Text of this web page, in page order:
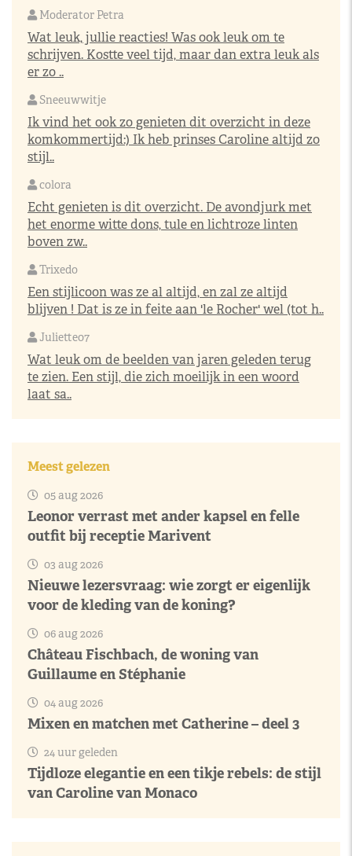
Moderator Petra
Wat leuk, jullie reacties! Was ook leuk om te
schrijven. Kostte veel tijd, maar dan extra leuk als
er zo ..
Sneeuwwitje
Ik vind het ook zo genieten dit overzicht in deze
komkommertijd:) Ik heb prinses Caroline altijd zo
stijl..
colora
Echt genieten is dit overzicht. De avondjurk met
het enorme witte dons, tule en lichtroze linten
boven zw..
Trixedo
Een stijlicoon was ze al altijd, en zal ze altijd
blijven ! Dat is ze in feite aan 'le Rocher' wel (tot h..
Juliette07
Wat leuk om de beelden van jaren geleden terug
te zien. Een stijl, die zich moeilijk in een woord
laat sa..
Meest gelezen
05 aug 2026
Leonor verrast met ander kapsel en felle
outfit bij receptie Marivent
03 aug 2026
Nieuwe lezersvraag: wie zorgt er eigenlijk
voor de kleding van de koning?
06 aug 2026
Château Fischbach, de woning van
Guillaume en Stéphanie
04 aug 2026
Mixen en matchen met Catherine – deel 3
24 uur geleden
Tijdloze elegantie en een tikje rebels: de stijl
van Caroline van Monaco